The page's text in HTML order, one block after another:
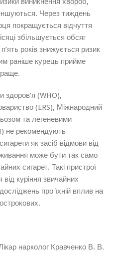
Через тиждень
покращується відчуття
збільшується обсяг
років знижується ризик
раніше курець прийме
здоров’я (WHO),
(ERS), Міжнародний
та легеневими
не рекомендують
як засіб відмови від
може бути так само
сигарет. Такі пристрої
куріння звичайних
про їхній вплив на
нарколог Кравченко В. В.